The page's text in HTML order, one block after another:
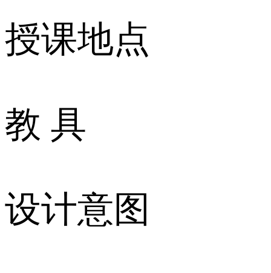
授课地点
教 具
设计意图